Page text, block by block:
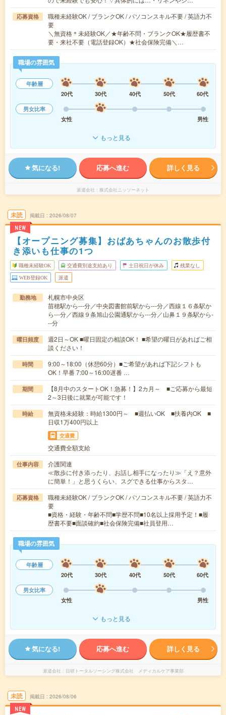
応募資格
職種未経験OK / ブランクOK / パソコンスキル不要 / 英語力不
要
＼無資格＊未経験OK／★年齢不問・ブランクOK★履歴書不
要・来社不要（電話登録OK）★社会保険完備＼…
職場の雰囲気
年齢層
20代
30代 40代 50代
60代
男女比率
女性
男性
もっと見る
気になる! 応募へ進む 詳しく見る
派遣会社 株式会社ニッソーネット
未読
NEW
掲載日 2026/08/07
【オープニング募集】おばあちゃんのお散歩付
き添いも仕事の1つ
職種未経験OK 交通費別途支給あり 土日祝日が休み 残業なし
WEB登録OK 派遣
勤務地
札幌市中央区
苗穂駅から---分／中央図書館前駅から---分／西線１６条駅か
ら---分／西線９条旭山公園通駅から---分／山鼻１９条駅から-
--分
曜日頻度
週2日～OK ■曜日固定の相談OK！ ■希望の曜日があればご相
談ください！
時間
9:00～18:00（休憩60分）■ご希望があれば下記シフトも
OK！早番 7:00～16:00遅番 …
期間
【8月中のスタートOK！急募！】2カ月～ ■ご応募から最短
2～3日後に就業が可能です！
時給
無資格未経験：時給1300円～ ■週払いOK ■扶養内OK ■
日収1万400円以上
交通費
交通費全額支給
仕事内容
介護関連
≪散歩に付き添ったり、お話し相手になったり≫「え？意外
に簡単！」と思うくらい、スグできる仕事からスタ…
応募資格
職種未経験OK / ブランクOK / パソコンスキル不要 / 英語力不
要
■資格・経験・年齢不問■学歴不問■10名以上採用予定！■履
歴書不要■面談確約■社会保険完備■社員登用…
職場の雰囲気
年齢層
20代
30代 40代 50代
60代
男女比率
女性
男性
もっと見る
気になる! 応募へ進む 詳しく見る
派遣会社 日研トータルソーシング株式会社 メディカルケア事業部
未読
NEW
掲載日 2026/08/06